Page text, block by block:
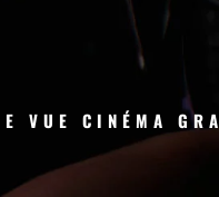
VUE CINÉMA